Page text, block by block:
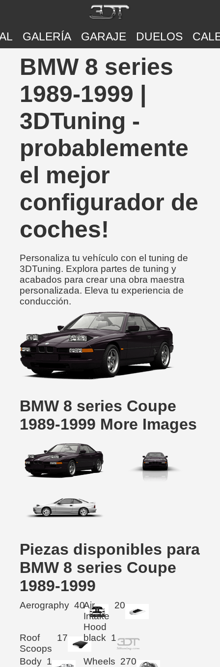
GALERÍA GARAJE DUELOS
BMW 8 series
1989-1999 |
3DTuning -
probablemente
el mejor
configurador de
coches!
Personaliza tu vehículo con el tuning de
3DTuning. Explora partes de tuning y
acabados para crear una obra maestra
personalizada. Eleva tu experiencia de
conducción.
BMW 8 series Coupe
1989-1999 More Images
Piezas disponibles para
BMW 8 series Coupe
1989-1999
Aerography 40Air
Intake
Hood
20
Roof
Scoops
17 black 1
Body 1 Wheels 270